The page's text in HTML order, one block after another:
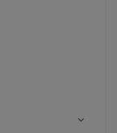
expand_more